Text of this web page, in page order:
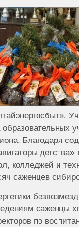
образовательных
Благодаря
детства»
колледжей и
саженцев
саженцы
по